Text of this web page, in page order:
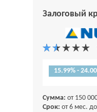
Залоговый
15.99% -
Сумма: от 150
Срок: от 6 мес.